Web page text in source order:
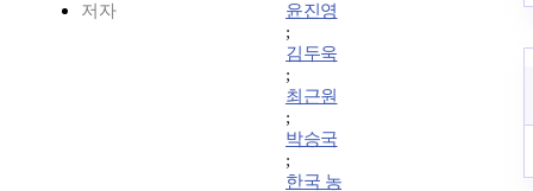
저자
윤진영
;
김두욱
;
최근원
;
박승국
;
한국 농